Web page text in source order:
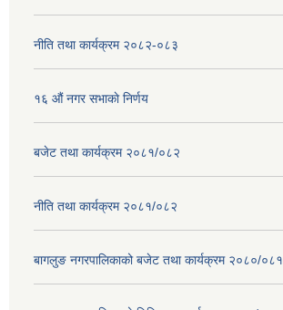
नीति तथा कार्यक्रम २०८२-०८३
१६ ‌औं नगर सभाकाे निर्णय
बजेट तथा कार्यक्रम २०८१/०८२
नीति तथा कार्यक्रम २०८१/०८२
बागलुङ नगरपालिकाको बजेट तथा कार्यक्रम २०८०/०८१